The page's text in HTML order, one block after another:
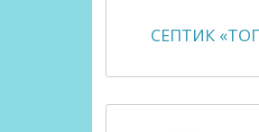
СЕПТИК